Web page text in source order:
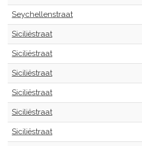
Seychellenstraat
Siciliëstraat
Siciliëstraat
Siciliëstraat
Siciliëstraat
Siciliëstraat
Siciliëstraat